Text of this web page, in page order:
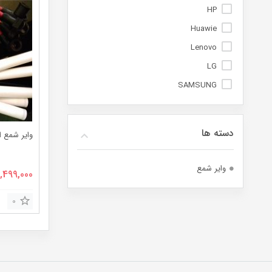
وایر شمع
قیمت
اصلی:
بود.
0
HP
Huawie
Lenovo
LG
SAMSUNG
دسته ها
وایر شمع